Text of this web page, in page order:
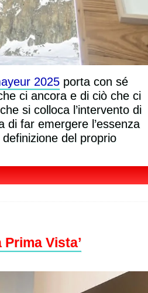
2025 porta con sé
ci ancora e di ciò che ci
si colloca l’intervento di
di far emergere l’essenza
del proprio
Vista’